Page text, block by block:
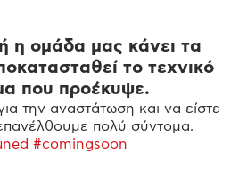
η ομάδα μας κάνει τα
το τεχνικό
που προέκυψε.
την αναστάτωση και να είστε
πολύ σύντομα.
#comingsoon